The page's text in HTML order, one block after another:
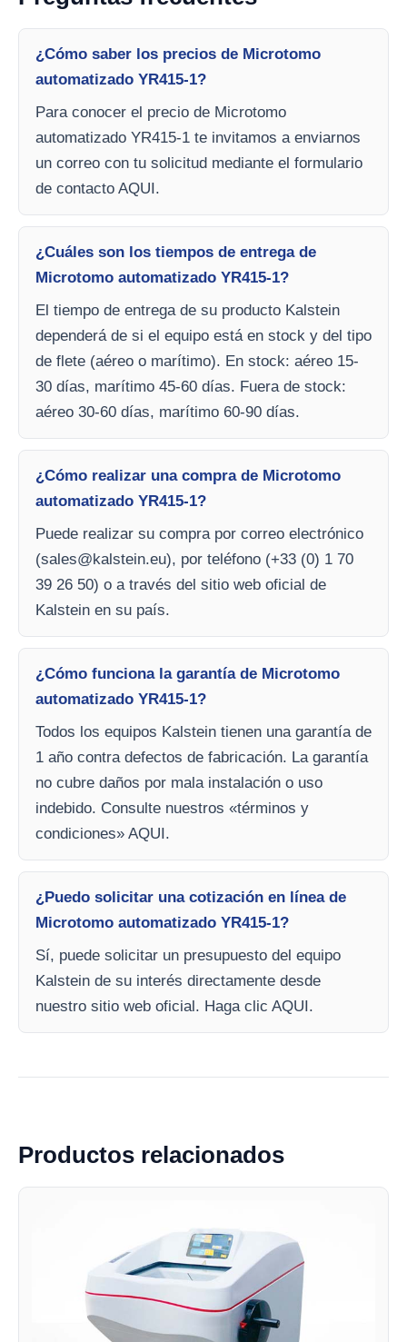
¿Cómo saber los precios de Microtomo
automatizado YR415-1?
Para conocer el precio de Microtomo
automatizado YR415-1 te invitamos a enviarnos
un correo con tu solicitud mediante el formulario
de contacto AQUI.
¿Cuáles son los tiempos de entrega de
Microtomo automatizado YR415-1?
El tiempo de entrega de su producto Kalstein
dependerá de si el equipo está en stock y del tipo
de flete (aéreo o marítimo). En stock: aéreo 15-
30 días, marítimo 45-60 días. Fuera de stock:
aéreo 30-60 días, marítimo 60-90 días.
¿Cómo realizar una compra de Microtomo
automatizado YR415-1?
Puede realizar su compra por correo electrónico
(sales@kalstein.eu), por teléfono (+33 (0) 1 70
39 26 50) o a través del sitio web oficial de
Kalstein en su país.
¿Cómo funciona la garantía de Microtomo
automatizado YR415-1?
Todos los equipos Kalstein tienen una garantía de
1 año contra defectos de fabricación. La garantía
no cubre daños por mala instalación o uso
indebido. Consulte nuestros «términos y
condiciones» AQUI.
¿Puedo solicitar una cotización en línea de
Microtomo automatizado YR415-1?
Sí, puede solicitar un presupuesto del equipo
Kalstein de su interés directamente desde
nuestro sitio web oficial. Haga clic AQUI.
Productos relacionados